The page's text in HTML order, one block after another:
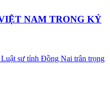
NAM TRONG KỶ
sư tỉnh Đồng Nai trân trọng